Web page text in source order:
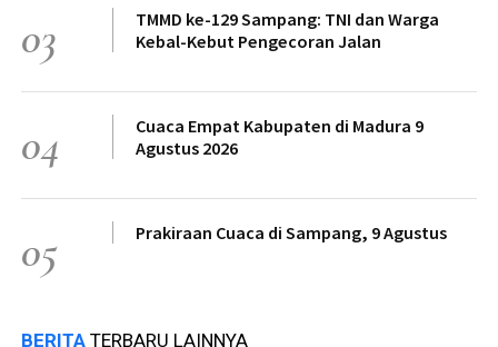
03
TMMD ke-129 Sampang: TNI dan Warga
Kebal-Kebut Pengecoran Jalan
04
Cuaca Empat Kabupaten di Madura 9
Agustus 2026
05 Prakiraan Cuaca di Sampang, 9 Agustus
BERITA TERBARU LAINNYA